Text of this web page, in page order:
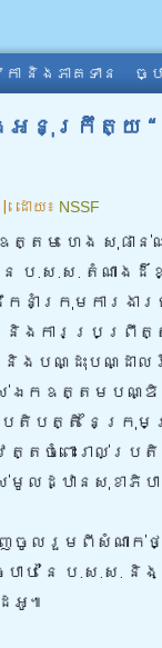
ា និងភាគទាន ច្
នុក្រឹត្យ “
| ដោយ៖ NSSF
ត្តម ហេង សុផ
នៃ ប.ស.ស. តំ
នាំ ក្រុមការងា
ការប្រព្រឹត្ត
ងបណ្ដុះបណ្ដា
ស់ឯកឧត្តមបណ្
រតិបត្តិ នៃក្រុម
ពោះរាល់ប្រតិប
លដ្ឋានសុខាភិ
ចូលរួមពីសំណាក់ថ្
ប់ នៃ ប.ស.ស. និ
អូ៕